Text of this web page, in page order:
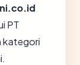
PT
kategori